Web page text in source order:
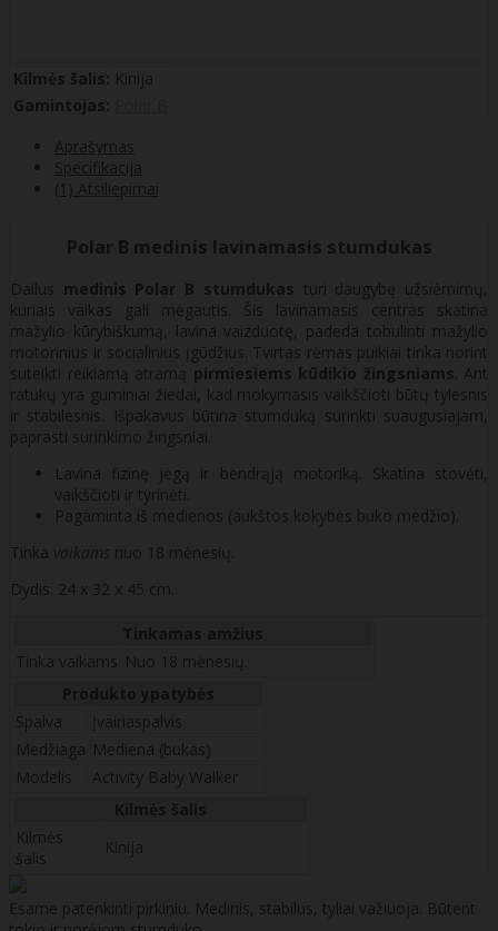
Kilmės šalis: Kinija
Gamintojas:
Aprašymas
Specifikacija
(1) Atsiliepimai
Polar B medinis lavinamasis stumdukas
Dailus medinis Polar B stumdukas turi daugybę užsiėmimų,
kuriais vaikas gali mėgautis. Šis lavinamasis centras skatina
mažylio kūrybiškumą, lavina vaizduotę, padeda tobulinti mažylio
motorinius ir socialinius įgūdžius. Tvirtas rėmas puikiai tinka norint
suteikti reikiamą atramą pirmiesiems kūdikio žingsniams . Ant
ratukų yra guminiai žiedai, kad mokymasis vaikščioti būtų tylesnis
ir stabilesnis. Išpakavus būtina stumduką surinkti suaugusiajam,
paprasti surinkimo žingsniai.
Lavina fizinę jėgą ir bendrąją motoriką. Skatina stovėti,
vaikščioti ir tyrinėti.
Pagaminta iš medienos (aukštos kokybės buko medžio).
Tinka vaikams nuo 18 mėnesių.
Dydis: 24 x 32 x 45 cm.
Tinka vaikams Nuo 18 mėnesių.
Spalva
Įvairiaspalvis
Medžiaga Mediena (bukas)
Modelis
Activity Baby Walker
Kilmės
šalis
Kinija
Esame patenkinti pirkiniu. Medinis, stabilus, tyliai važiuoja. Būtent